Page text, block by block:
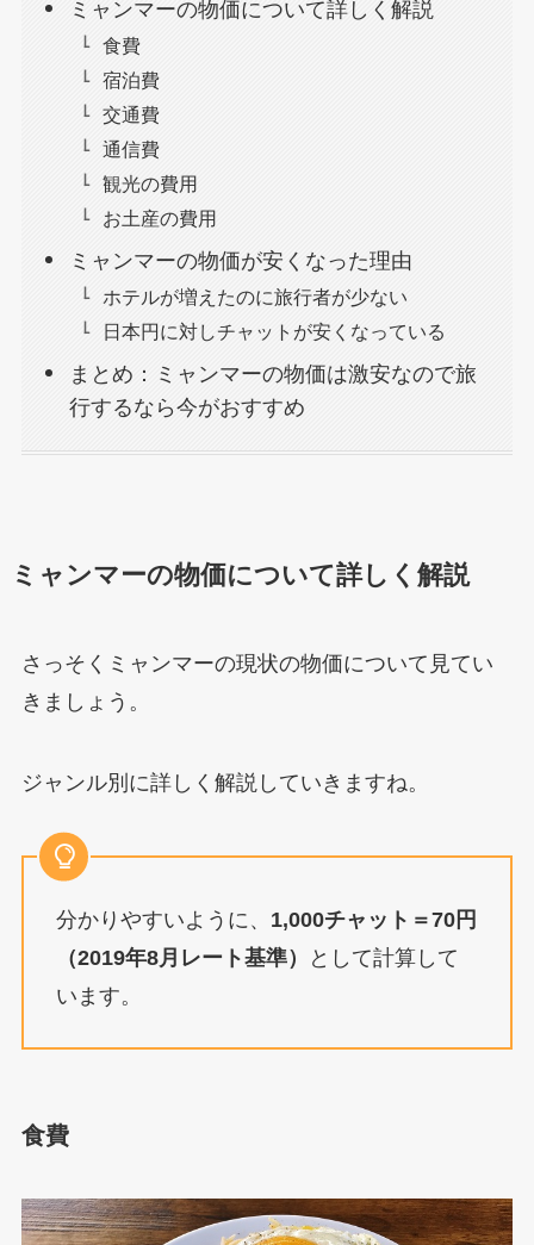
ミャンマーの物価について詳しく解説
食費
宿泊費
交通費
通信費
観光の費用
お土産の費用
ミャンマーの物価が安くなった理由
ホテルが増えたのに旅行者が少ない
日本円に対しチャットが安くなっている
まとめ：ミャンマーの物価は激安なので旅
行するなら今がおすすめ
ミャンマーの物価について詳しく解説
さっそくミャンマーの現状の物価について見てい
きましょう。
ジャンル別に詳しく解説していきますね。
分かりやすいように、 1,000チャット＝70円
（2019年8月レート基準）
として計算して
います。
食費